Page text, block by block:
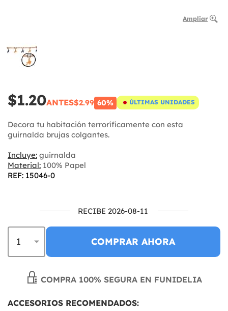
Ampliar
$1.20ANTES$2.99 60% ÚLTIMAS UNIDADES
Decora tu habitación terroríficamente con esta
guirnalda brujas colgantes.
Incluye: guirnalda
Material: 100% Papel
REF: 15046-0
RECIBE 2026-08-11
COMPRAR AHORA
COMPRA 100% SEGURA EN FUNIDELIA
ACCESORIOS RECOMENDADOS: